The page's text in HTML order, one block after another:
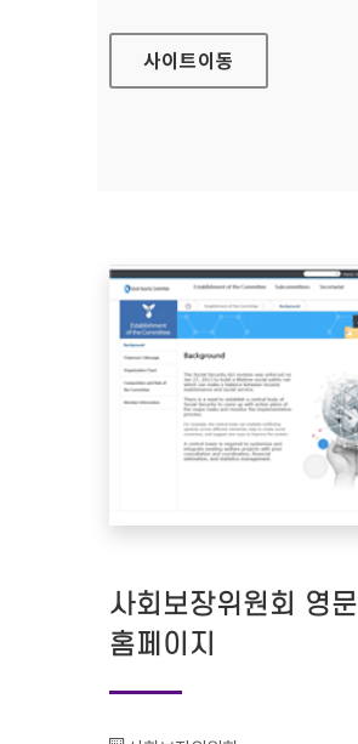
사이트이동
사회보장위원회 영문
홈페이지